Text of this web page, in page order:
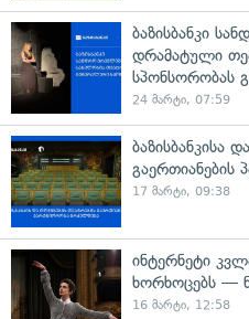
ბაზისბანკი
დრამატული
სპონსორობას
24 მარტი, 07:59
ბაზისბანკისა
17 მარტი, 09:38
ინტერნეტი
ხორხოცებს —
16 მარტი, 12:58